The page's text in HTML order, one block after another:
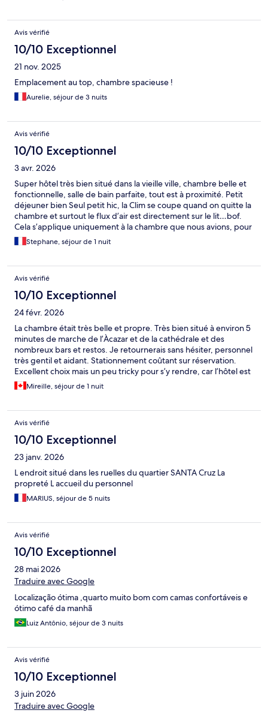
Avis vérifié
10/10 Exceptionnel
21 nov. 2025
Emplacement au top, chambre spacieuse !
Aurelie, séjour de 3 nuits
Avis vérifié
10/10 Exceptionnel
3 avr. 2026
Super hôtel très bien situé dans la vieille ville, chambre belle et
fonctionnelle, salle de bain parfaite, tout est à proximité. Petit
déjeuner bien Seul petit hic, la Clim se coupe quand on quitte la
chambre et surtout le flux d’air est directement sur le lit…bof.
Cela s’applique uniquement à la chambre que nous avions, pour
les autres, à voir. Je recommande fortement.
Stephane, séjour de 1 nuit
Avis vérifié
10/10 Exceptionnel
24 févr. 2026
La chambre était très belle et propre. Très bien situé à environ 5
minutes de marche de l’Àcazar et de la cathédrale et des
nombreux bars et restos. Je retournerais sans hésiter, personnel
très gentil et aidant. Stationnement coûtant sur réservation.
Excellent choix mais un peu tricky pour s’y rendre, car l’hôtel est
dans un quartier piétonnier et historique avec rue de pierres. Je
recommande vivement cet endroit,
Mireille, séjour de 1 nuit
Avis vérifié
10/10 Exceptionnel
23 janv. 2026
L endroit situé dans les ruelles du quartier SANTA Cruz La
propreté L accueil du personnel
MARIUS, séjour de 5 nuits
Avis vérifié
10/10 Exceptionnel
28 mai 2026
Traduire avec Google
Localização ótima ,quarto muito bom com camas confortáveis e
ótimo café da manhã
Luiz Antônio, séjour de 3 nuits
Avis vérifié
10/10 Exceptionnel
3 juin 2026
Traduire avec Google